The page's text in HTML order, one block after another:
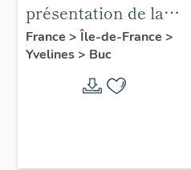
présentation de la
commune de Buc
France > Île-de-France >
Yvelines> Buc